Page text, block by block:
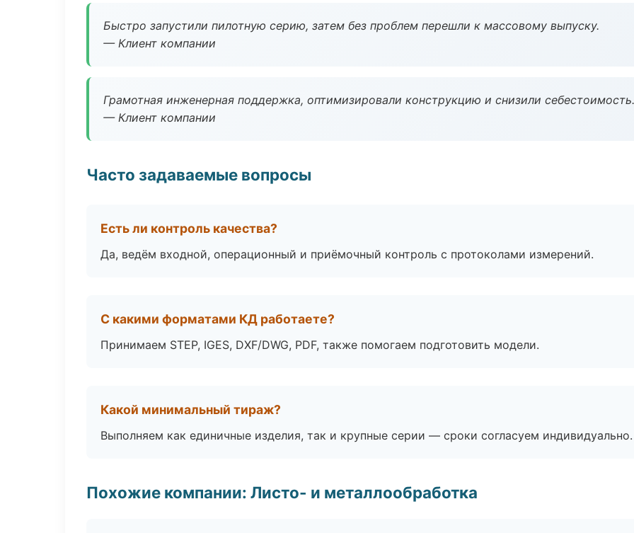
Быстро запустили пилотную серию, затем без проблем перешли к массовому выпуску.
— Клиент компании
Грамотная инженерная поддержка, оптимизировали конструкцию и снизили себестоимость.
— Клиент компании
Часто задаваемые вопросы
Есть ли контроль качества?
Да, ведём входной, операционный и приёмочный контроль с протоколами измерений.
С какими форматами КД работаете?
Принимаем STEP, IGES, DXF/DWG, PDF, также помогаем подготовить модели.
Какой минимальный тираж?
Выполняем как единичные изделия, так и крупные серии — сроки согласуем индивидуально.
Похожие компании: Листо- и металлообработка